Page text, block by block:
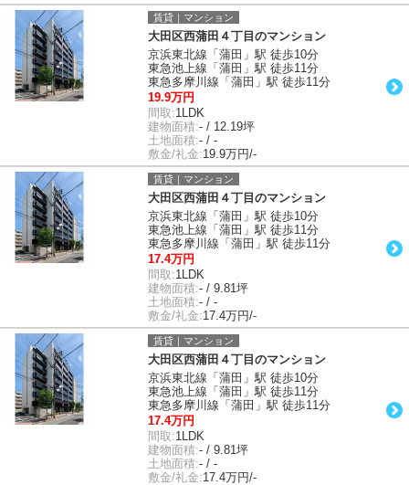
賃貸｜マンション
大田区西蒲田４丁目のマンション
京浜東北線「蒲田」駅 徒歩10分
東急池上線「蒲田」駅 徒歩11分
東急多摩川線「蒲田」駅 徒歩11分
19.9万円
間取:1LDK
建物面積:- / 12.19坪
土地面積:- / -
敷金/礼金:19.9万円/-
賃貸｜マンション
大田区西蒲田４丁目のマンション
京浜東北線「蒲田」駅 徒歩10分
東急池上線「蒲田」駅 徒歩11分
東急多摩川線「蒲田」駅 徒歩11分
17.4万円
間取:1LDK
建物面積:- / 9.81坪
土地面積:- / -
敷金/礼金:17.4万円/-
賃貸｜マンション
大田区西蒲田４丁目のマンション
京浜東北線「蒲田」駅 徒歩10分
東急池上線「蒲田」駅 徒歩11分
東急多摩川線「蒲田」駅 徒歩11分
17.4万円
間取:1LDK
建物面積:- / 9.81坪
土地面積:- / -
敷金/礼金:17.4万円/-